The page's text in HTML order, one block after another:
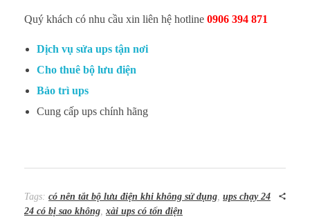
Quý khách có nhu cầu xin liên hệ hotline 0906 394 871
Dịch vụ sửa ups tận nơi
Cho thuê bộ lưu điện
Bảo trì ups
Cung cấp ups chính hãng
Tags: có nên tắt bộ lưu điện khi không sử dụng ups chạy 24
24 có bị sao không xài ups có tốn điện